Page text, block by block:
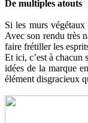
De multiples atouts
Si les murs
Avec son rendu très
faire frétiller les
Et ici, c’est à chacun
idées de la marque
élément disgracieux